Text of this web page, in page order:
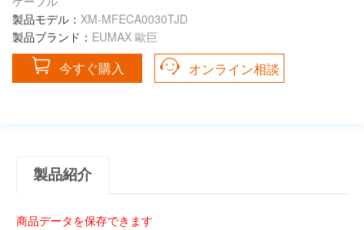
製品モデル： XM-MFECA0030TJD
製品ブランド： EUMAX 歐巨
今すぐ購入 オンライン相談
製品紹介
商品データを保存できます